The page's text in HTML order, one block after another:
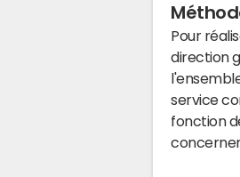
Pour
direction
service
fonction